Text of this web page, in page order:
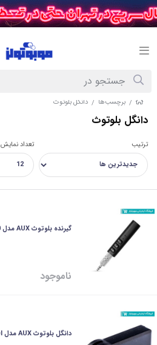
/ برچسب‌ها / دانگل بلوتوث
دانگل بلوتوث
ترتیب تعداد نمایش
گیرنده بلوتوث AUX مدل BT-450
ناموجود
دانگل بلوتوث AUX مدل Samsung Level